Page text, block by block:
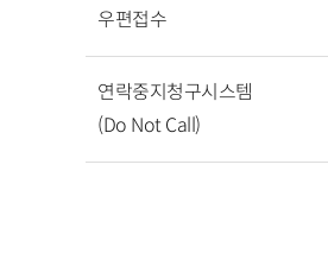
우편접수
연락중지청구시스템
(Do Not Call)